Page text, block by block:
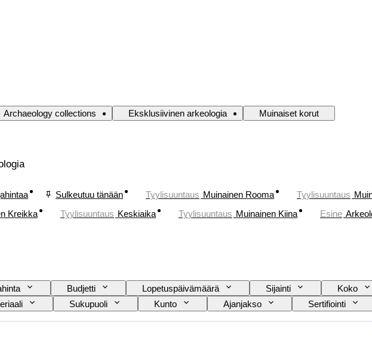
Archaeology collections Eksklusiivinen arkeologia Muinaiset korut
Sulkeutuu tänään Tyylisuuntaus Muinainen Rooma Tyylisuuntaus
Kreikka Tyylisuuntaus Keskiaika Tyylisuuntaus Muinainen Kiina Esine
Budjetti Lopetuspäivämäärä Sijainti Koko
Sukupuoli Kunto Ajanjakso Sertifiointi
Valuutta Taiteilija Esineen koko Kulttuuri